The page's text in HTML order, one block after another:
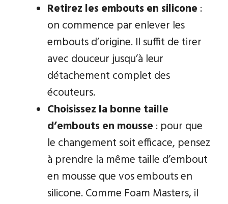
Retirez les embouts en silicone :
on commence par enlever les
embouts d’origine. Il suffit de tirer
avec douceur jusqu’à leur
détachement complet des
écouteurs.
Choisissez la bonne taille
d’embouts en mousse : pour que
le changement soit efficace, pensez
à prendre la même taille d’embout
en mousse que vos embouts en
silicone. Comme Foam Masters, il